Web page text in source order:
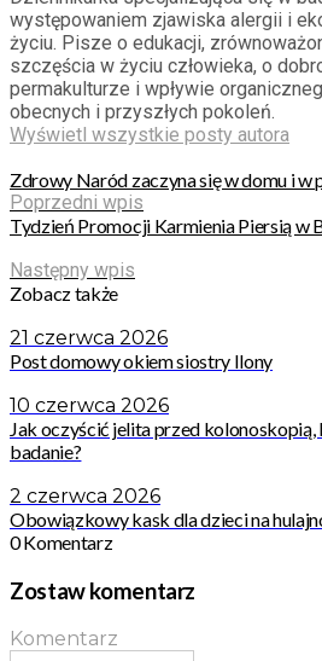
występowaniem zjawiska alergii i
życiu. Pisze o edukacji,
szczęścia w życiu człowieka, o
permakulturze i wpływie
obecnych i przyszłych pokoleń.
Wyświetl wszystkie posty autora
Zdrowy Naród zaczyna się w domu i w
Poprzedni wpis
Tydzień Promocji Karmienia Piersią w
Następny wpis
Zobacz także
21 czerwca 2026
Post domowy okiem siostry Ilony
10 czerwca 2026
Jak oczyścić jelita przed
badanie?
2 czerwca 2026
Obowiązkowy kask dla dzieci na
0 Komentarz
Zostaw komentarz
Komentarz